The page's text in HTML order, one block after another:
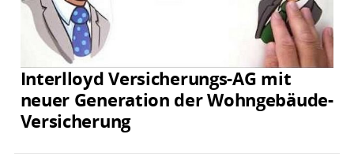
Interlloyd Versicherungs-AG mit
neuer Generation der Wohngebäude-
Versicherung